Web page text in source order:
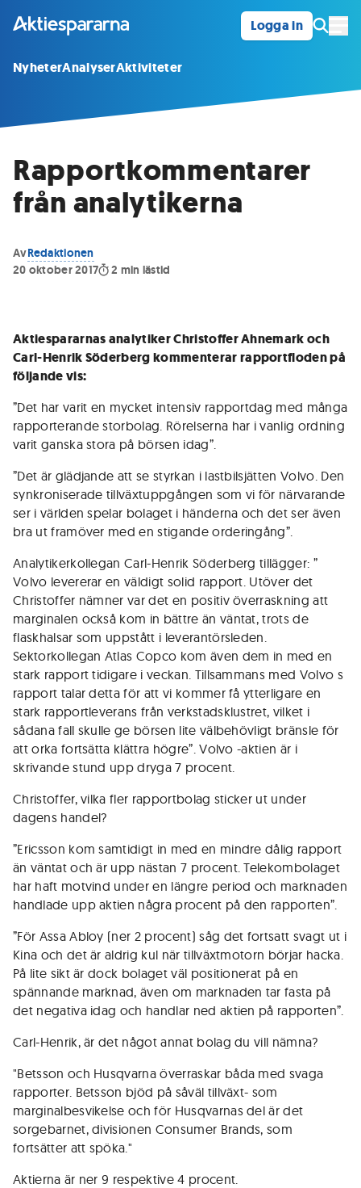
Logga in
NyheterAnalyserAktiviteter
Rapportkommentarer
från analytikerna
AvRedaktionen
20 oktober 2017
2 min lästid
Aktiespararnas analytiker Christoffer Ahnemark och
Carl-Henrik Söderberg kommenterar rapportfloden på
följande vis:
”Det har varit en mycket intensiv rapportdag med många
rapporterande storbolag. Rörelserna har i vanlig ordning
varit ganska stora på börsen idag”.
”Det är glädjande att se styrkan i lastbilsjätten Volvo. Den
synkroniserade tillväxtuppgången som vi för närvarande
ser i världen spelar bolaget i händerna och det ser även
bra ut framöver med en stigande orderingång”.
Analytikerkollegan Carl-Henrik Söderberg tillägger: ”
Volvo levererar en väldigt solid rapport. Utöver det
Christoffer nämner var det en positiv överraskning att
marginalen också kom in bättre än väntat, trots de
flaskhalsar som uppstått i leverantörsleden.
Sektorkollegan Atlas Copco kom även dem in med en
stark rapport tidigare i veckan. Tillsammans med Volvo s
rapport talar detta för att vi kommer få ytterligare en
stark rapportleverans från verkstadsklustret, vilket i
sådana fall skulle ge börsen lite välbehövligt bränsle för
att orka fortsätta klättra högre”. Volvo -aktien är i
skrivande stund upp dryga 7 procent.
Christoffer, vilka fler rapportbolag sticker ut under
dagens handel?
”Ericsson kom samtidigt in med en mindre dålig rapport
än väntat och är upp nästan 7 procent. Telekombolaget
har haft motvind under en längre period och marknaden
handlade upp aktien några procent på den rapporten”.
”För Assa Abloy (ner 2 procent) såg det fortsatt svagt ut i
Kina och det är aldrig kul när tillväxtmotorn börjar hacka.
På lite sikt är dock bolaget väl positionerat på en
spännande marknad, även om marknaden tar fasta på
det negativa idag och handlar ned aktien på rapporten”.
Carl-Henrik, är det något annat bolag du vill nämna?
"Betsson och Husqvarna överraskar båda med svaga
rapporter. Betsson bjöd på såväl tillväxt- som
marginalbesvikelse och för Husqvarnas del är det
sorgebarnet, divisionen Consumer Brands, som
fortsätter att spöka."
Aktierna är ner 9 respektive 4 procent.